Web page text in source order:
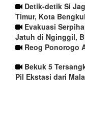
Detik-detik Si
Timur, Kota
Evakuasi
Jatuh di Nginggil,
Reog Ponorogo
Bekuk 5
Pil Ekstasi dari